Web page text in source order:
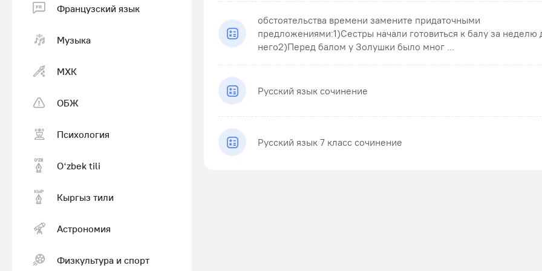
Французский язык
Музыка
МХК
ОБЖ
Психология
Оʻzbek tili
Кыргыз тили
Астрономия
Физкультура и спорт
обстоятельства времени замените придаточными
предложениями:1)Сестры начали готовиться к балу за неделю
него2)Перед балом у Золушки было мног ...
Русский язык сочинение
Русский язык 7 класс сочинение